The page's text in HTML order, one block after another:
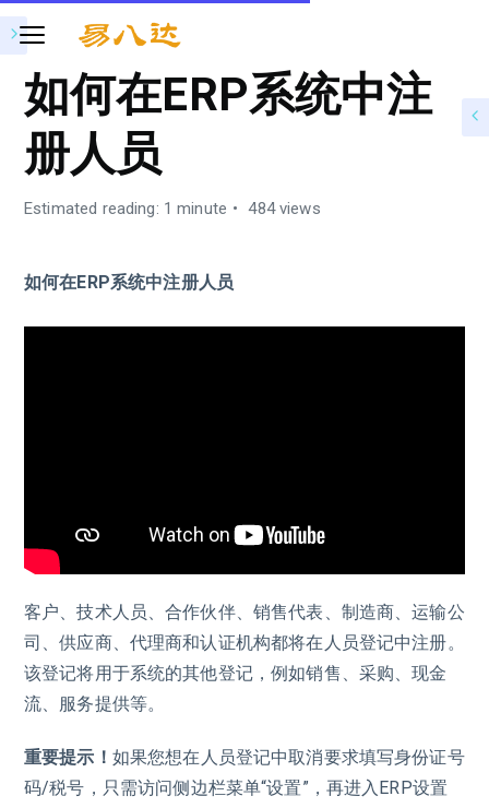
如何在ERP系统中注
册人员
Estimated reading: 1 minute 484 views
如何在ERP系统中注册人员
客户、技术人员、合作伙伴、销售代表、制造商、运输公
司、供应商、代理商和认证机构都将在人员登记中注册。
该登记将用于系统的其他登记，例如销售、采购、现金
流、服务提供等。
重要提示！ 如果您想在人员登记中取消要求填写身份证号
码/税号，只需访问侧边栏菜单“设置”，再进入ERP设置